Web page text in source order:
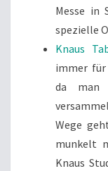
Messe in
spezielle
Knaus
immer für
da man
Wege
munkelt
Knaus